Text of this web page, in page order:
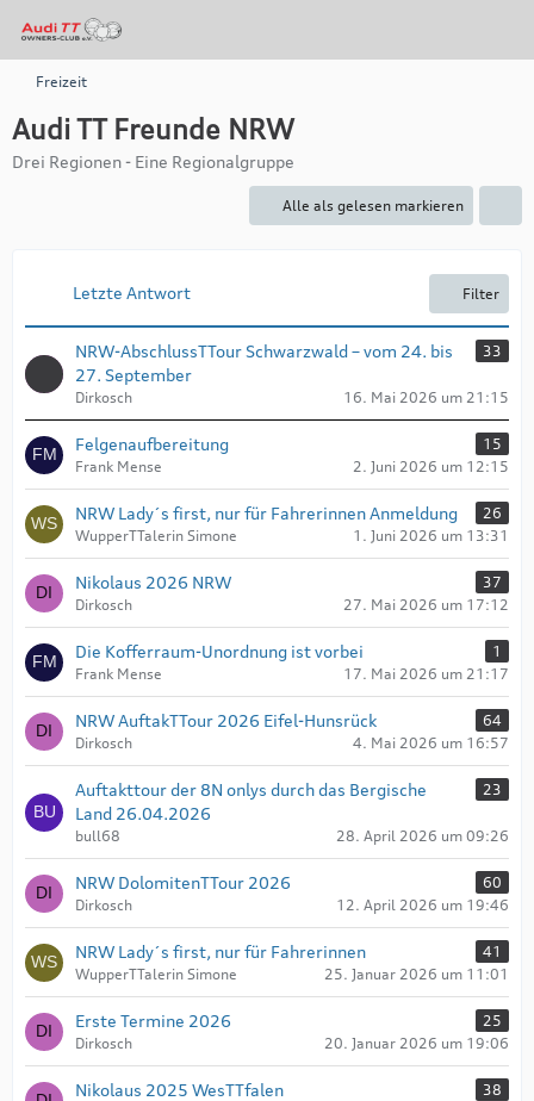
Freizeit
Audi TT Freunde NRW
Drei Regionen - Eine Regionalgruppe
Alle als gelesen markieren
Letzte Antwort Filter
NRW-AbschlussTTour Schwarzwald – vom 24. bis
27. September
33
Dirkosch 16. Mai 2026 um 21:15
Felgenaufbereitung
15
Frank Mense
2. Juni 2026 um 12:15
NRW Lady´s first, nur für Fahrerinnen Anmeldung
26
WupperTTalerin Simone
1. Juni 2026 um 13:31
Nikolaus 2026 NRW
37
Dirkosch
27. Mai 2026 um 17:12
Die Kofferraum-Unordnung ist vorbei
1
Frank Mense
17. Mai 2026 um 21:17
NRW AuftakTTour 2026 Eifel-Hunsrück
64
Dirkosch
4. Mai 2026 um 16:57
Auftakttour der 8N onlys durch das Bergische
Land 26.04.2026
23
bull68 28. April 2026 um 09:26
NRW DolomitenTTour 2026
60
Dirkosch
12. April 2026 um 19:46
NRW Lady´s first, nur für Fahrerinnen
41
WupperTTalerin Simone
25. Januar 2026 um 11:01
Erste Termine 2026
25
Dirkosch
20. Januar 2026 um 19:06
Nikolaus 2025 WesTTfalen
38